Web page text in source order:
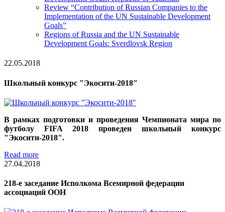
Review “Contribution of Russian Companies to the
Implementation of the UN Sustainable Development
Goals”
Regions of Russia and the UN Sustainable
Development Goals: Sverdlovsk Region
22.05.2018
Школьный конкурс "Экосити-2018"
В рамках подготовки и проведения Чемпионата мира по
футболу FIFA 2018 проведен школьный конкурс
"Экосити-2018".
Read more
27.04.2018
218-е заседание Исполкома Всемирной федерации
ассоциаций ООН